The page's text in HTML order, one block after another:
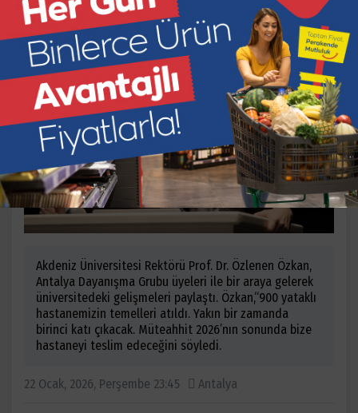
Ana Sayfa Sağlik
Akdeniz Üniversitesi Rektörü Prof. Dr. Özlenen Özkan,
Antalya Dayanışma Grubu üyeleri ile bir araya gelerek
üniversitedeki gelişmeleri paylaştı. Özkan,“900 yataklı
hastanemizin temelleri atıldı. Yakın bir zamanda
birinci katı çıkacak. Müteahhit 2026’nın sonunda bize
hastaneyi teslim edeceğini söyledi.
22 Ocak, 2026, Perşembe 23:45 Antalya